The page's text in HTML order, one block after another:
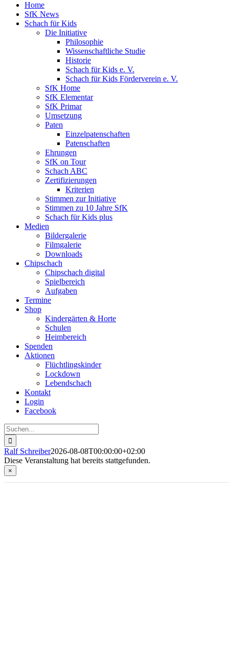
Home
SfK News
Schach für Kids
Die Initiative
Philosophie
Wissenschaftliche Studie
Historie
Schach für Kids e. V.
Schach für Kids Förderverein e. V.
SfK Home
SfK Elementar
SfK Primar
Umsetzung
Paten
Einzelpatenschaften
Patenschaften
Ehrungen
SfK on Tour
Schach ABC
Zertifizierungen
Kriterien
Stimmen zur Initiative
Stimmen zu 10 Jahre SfK
Schach für Kids plus
Medien
Bildergalerie
Filmgalerie
Downloads
Chipschach
Chipschach digital
Spielbereich
Aufgaben
Termine
Shop
Kindergärten & Horte
Schulen
Heimbereich
Spenden
Aktionen
Flüchtlingskinder
Lockdown
Lebendschach
Kontakt
Login
Facebook
Suche
nach:
Ralf Schreiber2026-08-08T00:00:00+02:00
Diese Veranstaltung hat bereits stattgefunden.
×